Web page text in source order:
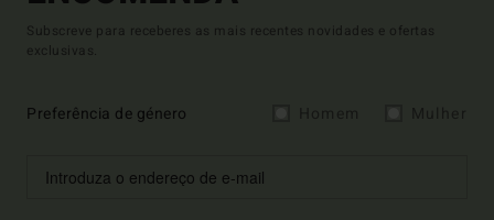
Subscreve para receberes as mais recentes novidades e ofertas
exclusivas.
Preferência de género